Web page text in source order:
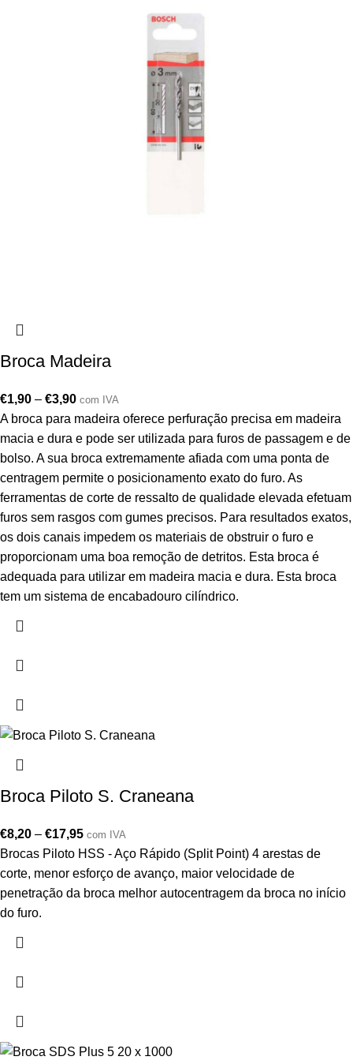
Broca Madeira
€1,90 – €3,90 com IVA
A broca para madeira oferece perfuração precisa em madeira
macia e dura e pode ser utilizada para furos de passagem e de
bolso. A sua broca extremamente afiada com uma ponta de
centragem permite o posicionamento exato do furo. As
ferramentas de corte de ressalto de qualidade elevada efetuam
furos sem rasgos com gumes precisos. Para resultados exatos,
os dois canais impedem os materiais de obstruir o furo e
proporcionam uma boa remoção de detritos. Esta broca é
adequada para utilizar em madeira macia e dura. Esta broca
tem um sistema de encabadouro cilíndrico.
Broca Piloto S. Craneana
€8,20 – €17,95 com IVA
Brocas Piloto HSS - Aço Rápido (Split Point) 4 arestas de
corte, menor esforço de avanço, maior velocidade de
penetração da broca melhor autocentragem da broca no início
do furo.